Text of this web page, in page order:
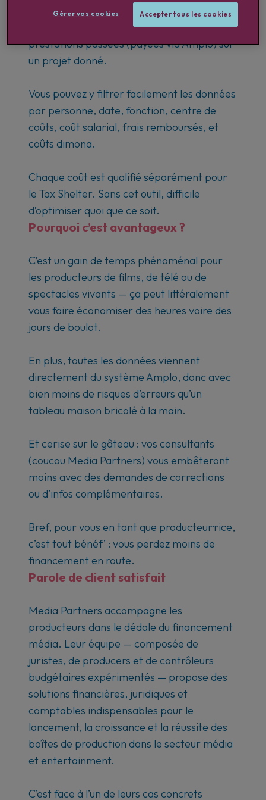
C’est un fichier Excel qui regroupe toutes les
prestations passées (payées via Amplo) sur
un projet donné.
Vous pouvez y filtrer facilement les données
par personne, date, fonction, centre de
coûts, coût salarial, frais remboursés, et
coûts dimona.
Chaque coût est qualifié séparément pour
le Tax Shelter. Sans cet outil, difficile
d’optimiser quoi que ce soit.
Pourquoi c’est avantageux ?
C’est un gain de temps phénoménal pour
les producteurs de films, de télé ou de
spectacles vivants — ça peut littéralement
vous faire économiser des heures voire des
jours de boulot.
En plus, toutes les données viennent
directement du système Amplo, donc avec
bien moins de risques d’erreurs qu’un
tableau maison bricolé à la main.
Et cerise sur le gâteau : vos consultants
(coucou Media Partners) vous embêteront
moins avec des demandes de corrections
ou d’infos complémentaires.
Bref, pour vous en tant que producteur·rice,
c’est tout bénéf’ : vous perdez moins de
financement en route.
Parole de client satisfait
Media Partners accompagne les
producteurs dans le dédale du financement
média. Leur équipe — composée de
juristes, de producers et de contrôleurs
budgétaires expérimentés — propose des
solutions financières, juridiques et
comptables indispensables pour le
lancement, la croissance et la réussite des
boîtes de production dans le secteur média
et entertainment.
C’est face à l’un de leurs cas concrets
Gérer vos cookies Accepter tous les cookies